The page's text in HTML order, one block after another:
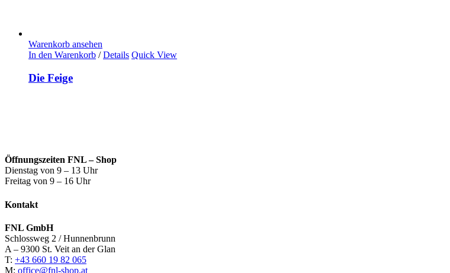
Warenkorb ansehen
In den Warenkorb / Details Quick View
Die Feige
Öffnungszeiten FNL – Shop
Dienstag von 9 – 13 Uhr
Freitag von 9 – 16 Uhr
Kontakt
FNL GmbH
Schlossweg 2 / Hunnenbrunn
A – 9300 St. Veit an der Glan
T: +43 660 19 82 065
M: office@fnl-shop.at